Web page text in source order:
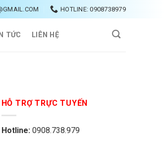
HOTLINE: 0908738979
TỨC LIÊN HỆ
HỖ TRỢ TRỰC TUYẾN
Hotline: 0908.738.979